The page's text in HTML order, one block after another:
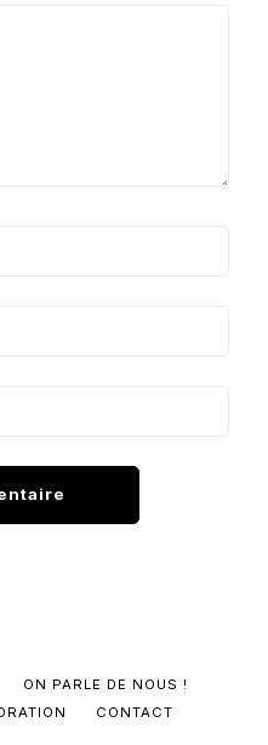
ON PARLE DE NOUS !
CONTACT